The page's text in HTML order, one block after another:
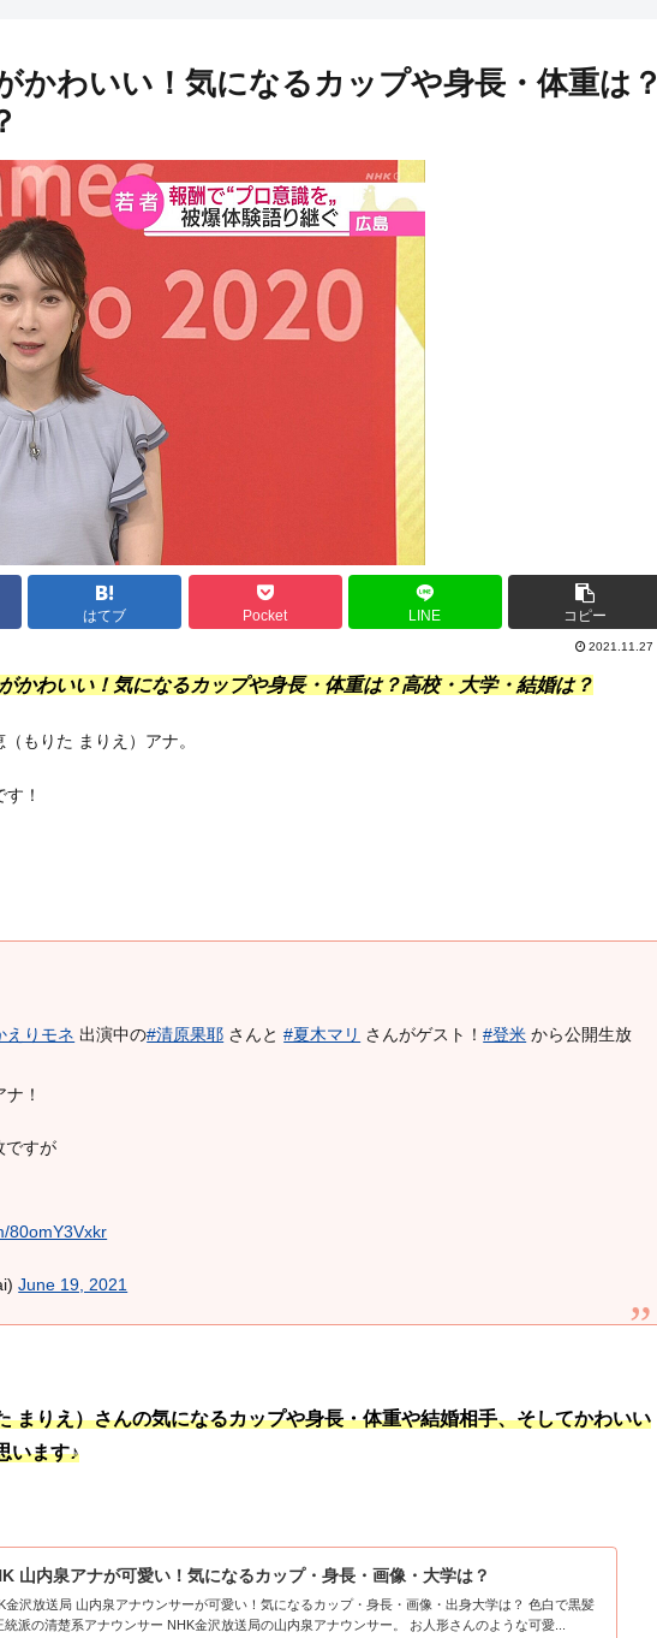
かわいい！気になるカップや身長・体重は？
はてブ Pocket LINE コピー
2021.11.27
かわいい！気になるカップや身長・体重は？高校・大学・結婚は？
もりた まりえ）アナ。
！
えりモネ 出演中の#清原果耶 さんと#夏木マリ さんがゲスト！#登米 から公開生放
ナ！
ですが
80omY3Vxkr
June 19, 2021
まりえ）さんの気になるカップや身長・体重や結婚相手、そしてかわいい
います♪
山内泉アナが可愛い！気になるカップ・身長・画像・大学は？
金沢放送局 山内泉アナウンサーが可愛い！気になるカップ・身長・画像・出身大学は？ 色白で黒髪
の正統派の清楚系アナウンサー NHK金沢放送局の山内泉アナウンサー。 お人形さんのような可愛...